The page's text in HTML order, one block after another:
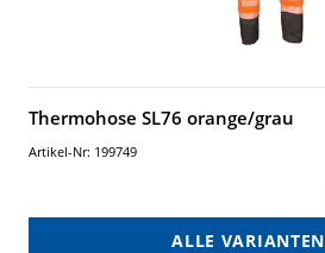
Thermohose SL76 orange/grau
Artikel-Nr: 199749
ALLE VARIANTEN